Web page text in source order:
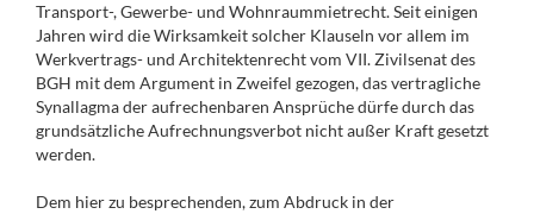
Transport-, Gewerbe- und Wohnraummietrecht. Seit einigen
Jahren wird die Wirksamkeit solcher Klauseln vor allem im
Werkvertrags- und Architektenrecht vom VII. Zivilsenat des
BGH mit dem Argument in Zweifel gezogen, das vertragliche
Synallagma der aufrechenbaren Ansprüche dürfe durch das
grundsätzliche Aufrechnungsverbot nicht außer Kraft gesetzt
werden.
Dem hier zu besprechenden, zum Abdruck in der